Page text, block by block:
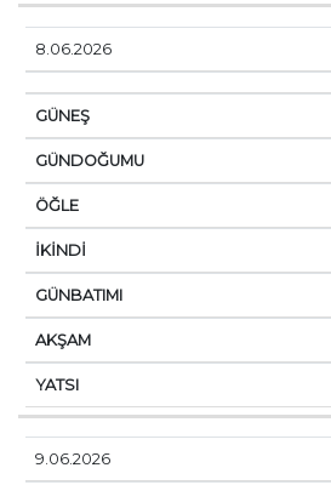
8.06.2026
9.06.2026